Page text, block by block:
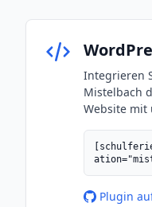
Integrieren
Mistelbach
Website mit
Plugin